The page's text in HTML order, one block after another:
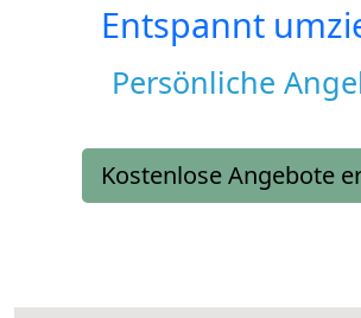
Entspannt
Persönliche
Kostenlose Angebote